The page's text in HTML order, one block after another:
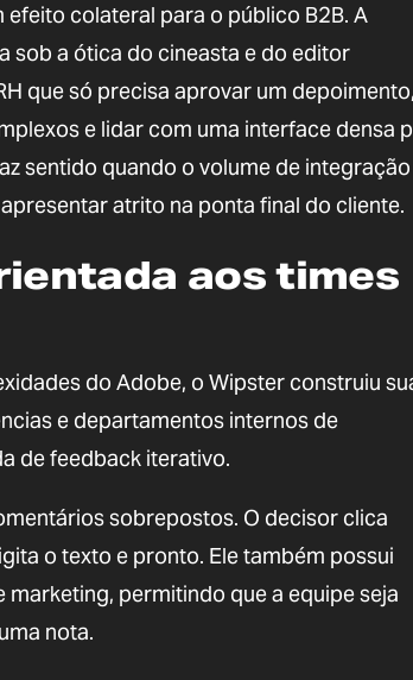
colateral para o público B2B. A
sob a ótica do cineasta e do editor
que só precisa aprovar um
e lidar com uma interface densa
sentido quando o volume de integração
atrito na ponta final do cliente.
aos times
do Adobe, o Wipster construiu
e departamentos internos de
de feedback iterativo.
sobrepostos. O decisor clica
o texto e pronto. Ele também possui
permitindo que a equipe seja
nota.